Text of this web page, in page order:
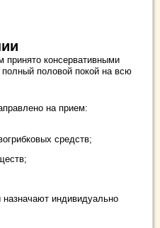
принято консервативными
половой покой на всю
на прием:
средств;
назначают индивидуально